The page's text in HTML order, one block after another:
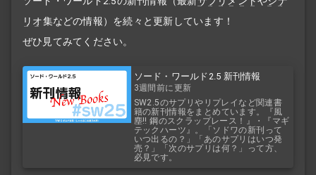
リオ集などの情報）を続々と更新しています！
ぜひ見てみてください。
ソード・ワールド2.5 新刊情報
3週間前に更新
SW2.5のサプリやリプレイなど関連書
籍の新刊情報をまとめています。『風
塵!! 鋼のスクラップレース！』・『マギ
テックハーツ』。「ソドワの新刊って
いつ出るの？」「あのサプリはいつ発
売？」「次のサプリは何？」って方、
必見です。